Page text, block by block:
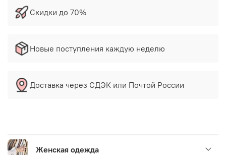
Скидки до 70%
Новые поступления каждую неделю
Доставка через СДЭК или Почтой России
Женская одежда